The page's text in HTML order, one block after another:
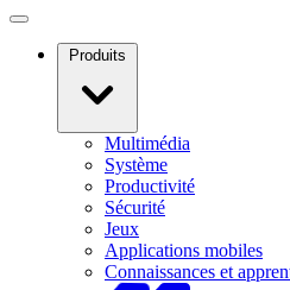
Produits
Multimédia
Système
Productivité
Sécurité
Jeux
Applications mobiles
Connaissances et